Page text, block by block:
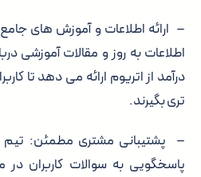
– ارائه اطلاعات و آموزش های
اطلاعات به روز و مقالات
درآمد از اتریوم ارائه می دهد تا
تری بگیرند.
– پشتیبانی مشتری مطمئن: تیم
پاسخگویی به سوالات کاربران